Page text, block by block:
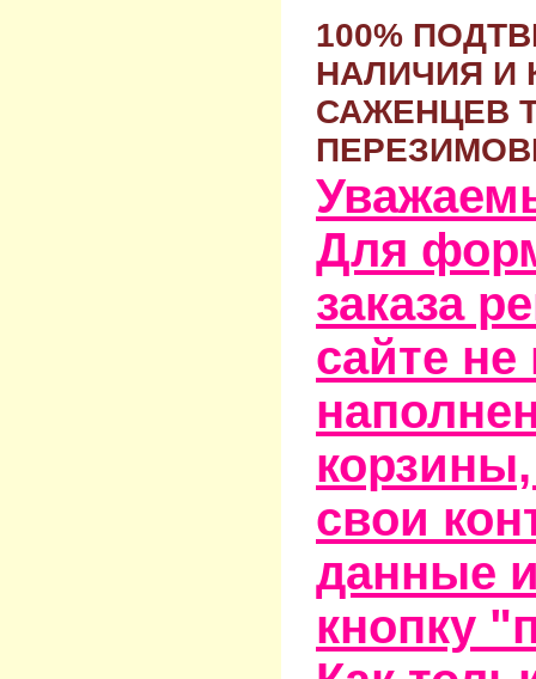
100%
НАЛИЧИЯ И
САЖЕНЦЕВ
Для
заказа
сайте
свои
данные
кнопку